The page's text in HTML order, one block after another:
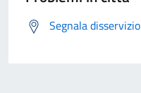
Segnala disservizio